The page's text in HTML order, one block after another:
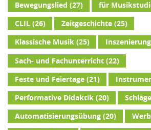
Bewegungslied (27) für
CLIL(26) Zeitgeschichte(25)
Klassische Musik(25) Inszenierung
Sach- und Fachunterricht(22)
Feste und Feiertage(21)
Performative Didaktik(20)
Automatisierungsübung(20)